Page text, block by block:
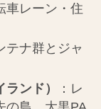
車レーン・住
テナ群とジャ
ンド）
：レ